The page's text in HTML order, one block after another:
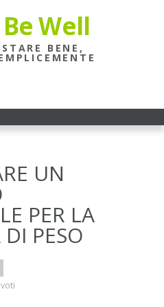
Be Well
STARE BENE,
UN
PER LA
PESO
voti